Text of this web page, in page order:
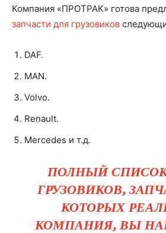
Компания «ПРОТРАК» готова
запчасти для грузовиков
DAF.
MAN.
Volvo.
Renault.
Mercedes и т.д.
ПОЛНЫЙ
ГРУЗОВИКОВ,
КОТОРЫХ
КОМПАНИЯ, ВЫ